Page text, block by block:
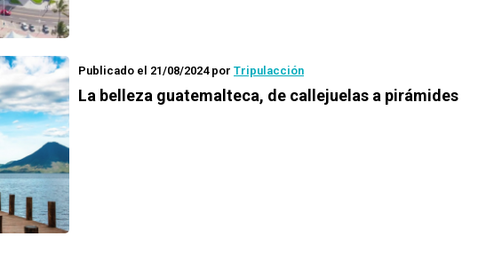
Publicado el 21/08/2024por Tripulacción
La belleza guatemalteca, de callejuelas a pirámides